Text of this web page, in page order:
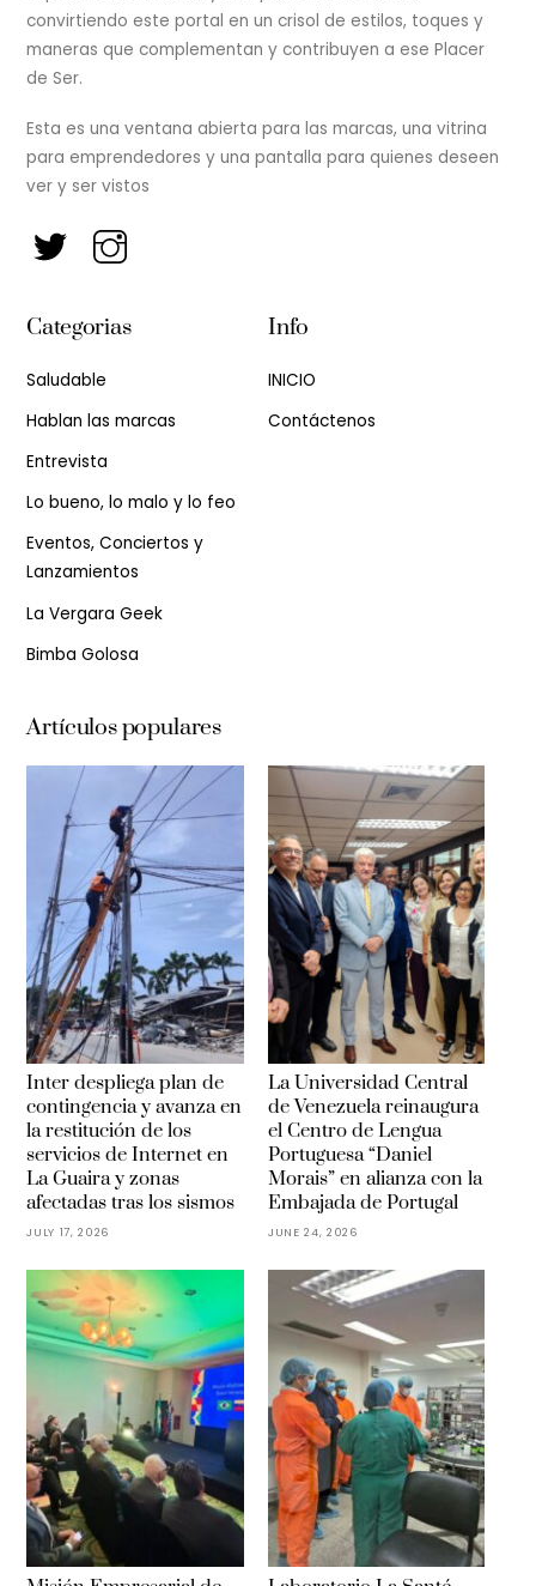
convirtiendo este portal en un crisol de estilos, toques y
maneras que complementan y contribuyen a ese Placer
de Ser.
Esta es una ventana abierta para las marcas, una vitrina
para emprendedores y una pantalla para quienes deseen
ver y ser vistos
Categorias
Saludable
Hablan las marcas
Entrevista
Lo bueno, lo malo y lo feo
Eventos, Conciertos y
Lanzamientos
La Vergara Geek
Bimba Golosa
Info
INICIO
Contáctenos
Artículos populares
Inter despliega plan de
contingencia y avanza en
la restitución de los
servicios de Internet en
La Guaira y zonas
afectadas tras los sismos
JULY 17, 2026
La Universidad Central
de Venezuela reinaugura
el Centro de Lengua
Portuguesa “Daniel
Morais” en alianza con la
Embajada de Portugal
JUNE 24, 2026